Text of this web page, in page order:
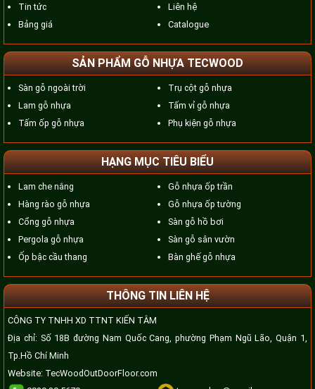
Tin tức
Bảng giá
Liên hệ
Catalogue
SẢN PHẨM GỖ NHỰA TECWOOD
Sàn gỗ ngoài trời
Lam gỗ nhựa
Tấm ốp gỗ nhựa
Trụ cột gỗ nhựa
Tấm vỉ gỗ nhựa
Phụ kiện gỗ nhựa
HẠNG MỤC TIÊU BIỂU
Lam che nắng
Hàng rào gỗ nhựa
Cổng gỗ nhựa
Pergola gỗ nhựa
Ốp bậc cầu thang
Gỗ nhựa ốp trần
Gỗ nhựa ốp tường
Sàn gỗ hồ bơi
Sàn gỗ sân vườn
Bàn ghế gỗ nhựa
THÔNG TIN LIÊN HỆ
CÔNG TY TNHH XD TTNT KIẾN TÂM
Địa chỉ: Số 18B đường Nam Quốc Cang, phường Phạm Ngũ Lão, Quận 1,
Tp.Hồ Chí Minh
Website: TecWoodOutDoorFloor.com